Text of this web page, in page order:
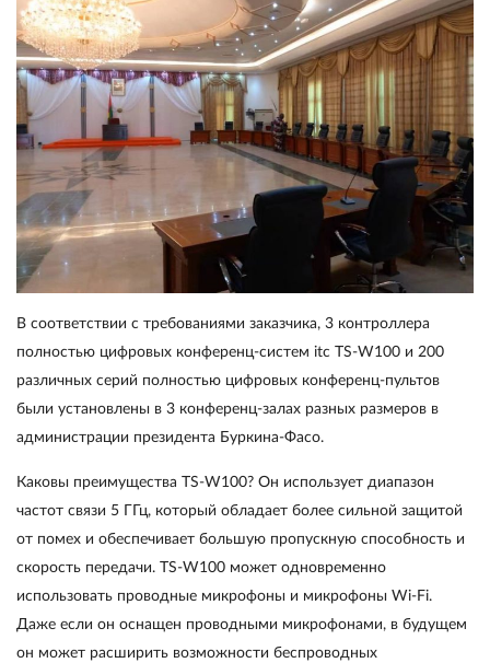
В соответствии с требованиями заказчика, 3 контроллера
полностью цифровых конференц-систем itc TS-W100 и 200
различных серий полностью цифровых конференц-пультов
были установлены в 3 конференц-залах разных размеров в
администрации президента Буркина-Фасо.
Каковы преимущества TS-W100? Он использует диапазон
частот связи 5 ГГц, который обладает более сильной защитой
от помех и обеспечивает большую пропускную способность и
скорость передачи. TS-W100 может одновременно
использовать проводные микрофоны и микрофоны Wi-Fi.
Даже если он оснащен проводными микрофонами, в будущем
он может расширить возможности беспроводных